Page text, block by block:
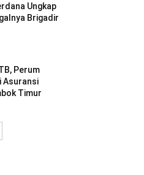
Ungkap
Brigadir
Perum
Asuransi
Timur